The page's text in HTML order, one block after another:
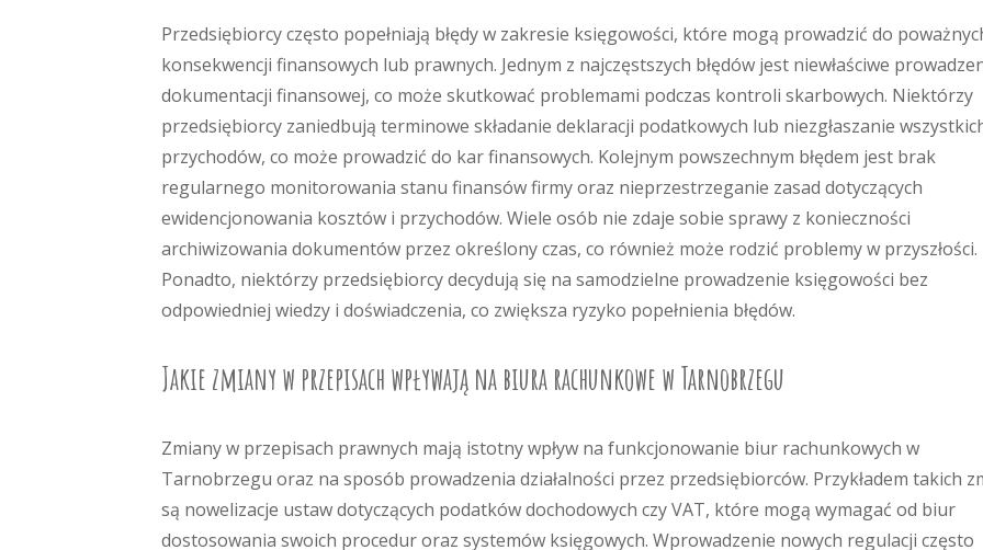
Przedsiębiorcy często popełniają błędy w zakresie księgowości, które mogą prowadzić do
konsekwencji finansowych lub prawnych. Jednym z najczęstszych błędów jest niewłaściwe
dokumentacji finansowej, co może skutkować problemami podczas kontroli skarbowych. Niektórzy
przedsiębiorcy zaniedbują terminowe składanie deklaracji podatkowych lub niezgłaszanie
przychodów, co może prowadzić do kar finansowych. Kolejnym powszechnym błędem jest brak
regularnego monitorowania stanu finansów firmy oraz nieprzestrzeganie zasad dotyczących
ewidencjonowania kosztów i przychodów. Wiele osób nie zdaje sobie sprawy z konieczności
archiwizowania dokumentów przez określony czas, co również może rodzić problemy w przyszłości.
Ponadto, niektórzy przedsiębiorcy decydują się na samodzielne prowadzenie księgowości bez
odpowiedniej wiedzy i doświadczenia, co zwiększa ryzyko popełnienia błędów.
Jakie zmiany w przepisach wpływają na biura rachunkowe w Tarnobrzegu
Zmiany w przepisach prawnych mają istotny wpływ na funkcjonowanie biur rachunkowych w
Tarnobrzegu oraz na sposób prowadzenia działalności przez przedsiębiorców. Przykładem takich
są nowelizacje ustaw dotyczących podatków dochodowych czy VAT, które mogą wymagać od biur
dostosowania swoich procedur oraz systemów księgowych. Wprowadzenie nowych regulacji często